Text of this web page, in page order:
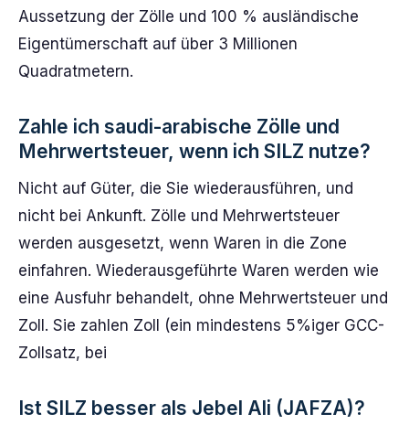
Aussetzung der Zölle und 100 % ausländische
Eigentümerschaft auf über 3 Millionen
Quadratmetern.
Zahle ich saudi-arabische Zölle und
Mehrwertsteuer, wenn ich SILZ nutze?
Nicht auf Güter, die Sie wiederausführen, und
nicht bei Ankunft. Zölle und Mehrwertsteuer
werden ausgesetzt, wenn Waren in die Zone
einfahren. Wiederausgeführte Waren werden wie
eine Ausfuhr behandelt, ohne Mehrwertsteuer und
Zoll. Sie zahlen Zoll (ein mindestens 5%iger GCC-
Zollsatz, bei
Ist SILZ besser als Jebel Ali (JAFZA)?